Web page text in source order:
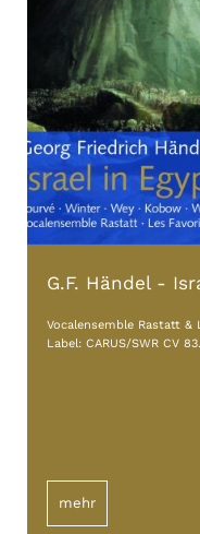
G.F. Händel -
Vocalensemble Rastatt
Label: CARUS/SWR CV
mehr